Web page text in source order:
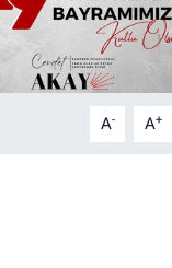
A- A+